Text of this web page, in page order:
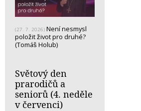
(27. 7. 2026) Není nesmysl
položit život pro druhé?
(Tomáš Holub)
Světový den
prarodičů a
seniorů (4. neděle
v červenci)